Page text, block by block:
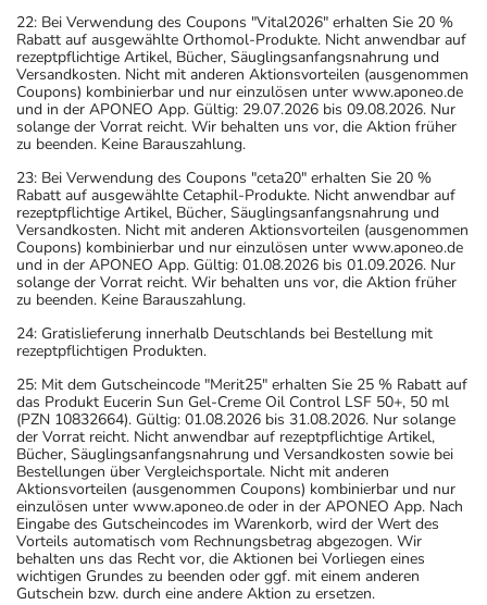
22: Bei Verwendung des Coupons "Vital2026" erhalten Sie 20 %
Rabatt auf ausgewählte Orthomol-Produkte. Nicht anwendbar auf
rezeptpflichtige Artikel, Bücher, Säuglingsanfangsnahrung und
Versandkosten. Nicht mit anderen Aktionsvorteilen (ausgenommen
Coupons) kombinierbar und nur einzulösen unter www.aponeo.de
und in der APONEO App. Gültig: 29.07.2026 bis 09.08.2026. Nur
solange der Vorrat reicht. Wir behalten uns vor, die Aktion früher
zu beenden. Keine Barauszahlung.
23: Bei Verwendung des Coupons "ceta20" erhalten Sie 20 %
Rabatt auf ausgewählte Cetaphil-Produkte. Nicht anwendbar auf
rezeptpflichtige Artikel, Bücher, Säuglingsanfangsnahrung und
Versandkosten. Nicht mit anderen Aktionsvorteilen (ausgenommen
Coupons) kombinierbar und nur einzulösen unter www.aponeo.de
und in der APONEO App. Gültig: 01.08.2026 bis 01.09.2026. Nur
solange der Vorrat reicht. Wir behalten uns vor, die Aktion früher
zu beenden. Keine Barauszahlung.
24: Gratislieferung innerhalb Deutschlands bei Bestellung mit
rezeptpflichtigen Produkten.
25: Mit dem Gutscheincode "Merit25" erhalten Sie 25 % Rabatt auf
das Produkt Eucerin Sun Gel-Creme Oil Control LSF 50+, 50 ml
(PZN 10832664). Gültig: 01.08.2026 bis 31.08.2026. Nur solange
der Vorrat reicht. Nicht anwendbar auf rezeptpflichtige Artikel,
Bücher, Säuglingsanfangsnahrung und Versandkosten sowie bei
Bestellungen über Vergleichsportale. Nicht mit anderen
Aktionsvorteilen (ausgenommen Coupons) kombinierbar und nur
einzulösen unter www.aponeo.de oder in der APONEO App. Nach
Eingabe des Gutscheincodes im Warenkorb, wird der Wert des
Vorteils automatisch vom Rechnungsbetrag abgezogen. Wir
behalten uns das Recht vor, die Aktionen bei Vorliegen eines
wichtigen Grundes zu beenden oder ggf. mit einem anderen
Gutschein bzw. durch eine andere Aktion zu ersetzen.